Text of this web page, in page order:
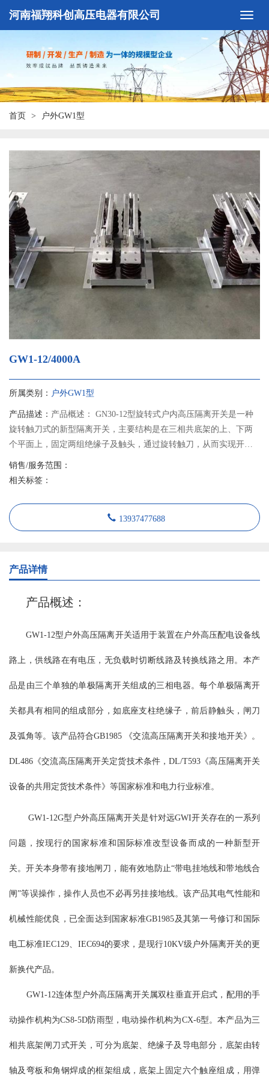
河南福翔科创高压电器有限公司
首页 户外GW1型
GW1-12/4000A
所属类别： 户外GW1型
产品描述： 产品概述： GN30-12型旋转式户内高压隔离开关是一种
旋转触刀式的新型隔离开关，主要结构是在三相共底架的上、下两
个平面上，固定两组绝缘子及触头，通过旋转触刀，从而实现开关
的分合闸。 GN30-12D型开关是在GN30-12型开关基础上增加带接地
刀的形式，可满足不同电力系统的需要。本产品设计紧凑、占用空
隔离开关和接地开关》的要求，适用于额定电压12千伏交流50Hz及
以下户内系统中，作为在有电压无负载情况下，分合电路之用。可
与高压开关柜配套使用，也可单独使用。 隔离开关采用JSXGN-12型
靠。触头采用片状触指，线状接触，降低了操作力并增加了转动灵
活性。 GN30-12型分平装型、穿墙型、平装接地型、穿墙接地型，
接地型又分动触头侧接地、静触头侧接地和动静触头双接地等。额
定电流从400A-4000A。配用CS6-2型、JSXGN-10型手动操作机构，
型、大爬距）； b、周围空气温度不超过＋40℃；且在24h内测得的
平均值不超过＋35℃；最低周围空气温度为-15℃； c、湿度条件：
平均值不超过2.2kPa；月相对湿度平均值不超过90%；月水蒸气压力
雾、腐蚀性和可燃性等侵蚀性物质的场所； e、来自开关设备外部的
震动或地动可以忽略； f、特殊使用环境条件制造厂可根据用户要求
结构及特点: GN30-12系列户内高压旋转式隔离开关，开关主体通过
在开关底架上的隔板完全分开，通过旋转触刀来实现开关的合阐与
加带接地刀的形式，可满足开关柜的不同要求。触头分别安装在开
开，从而保证维修时工人的绝对安全。导电部分主要由触刀和触头
组成。触刀由两块铜板固定在旋转瓷套内，外加磁锁板以加强触刀
用线接触；该开关可采用JSXCN-12箱式柜用机械闭锁操动，也可自
销售/服务范围：
相关标签：
13937477688
产品详情
产品概述：
GW1-12型户外高压隔离开关适用于装置在户外高压配电设备线
路上，供线路在有电压，无负载时切断线路及转换线路之用。本产
品是由三个单独的单极隔离开关组成的三相电器。每个单极隔离开
关都具有相同的组成部分，如底座支柱绝缘子，前后静触头，闸刀
及弧角等。该产品符合GB1985 《交流高压隔离开关和接地开关》。
DL486《交流高压隔离开关定货技术条件，DL/T593《高压隔离开关
设备的共用定货技术条件》等国家标准和电力行业标准。
GW1-12G型户外高压隔离开关是针对远GWI开关存在的一系列
问题，按现行的国家标准和国际标准改型设备而成的一种新型开
关。开关本身带有接地闸刀，能有效地防止“带电挂地线和带地线合
闸”等误操作，操作人员也不必再另挂接地线。该产品其电气性能和
机械性能优良，已全面达到国家标准GB1985及其第一号修订和国际
电工标准IEC129、IEC694的要求，是现行10KV级户外隔离开关的更
新换代产品。
GW1-12连体型户外高压隔离开关属双柱垂直开启式，配用的手
动操作机构为CS8-5D防雨型，电动操作机构为CX-6型。本产品为三
相共底架闸刀式开关，可分为底架、绝缘子及导电部分，底架由转
轴及弯板和角钢焊成的框架组成，底架上固定六个触座组成，用弹